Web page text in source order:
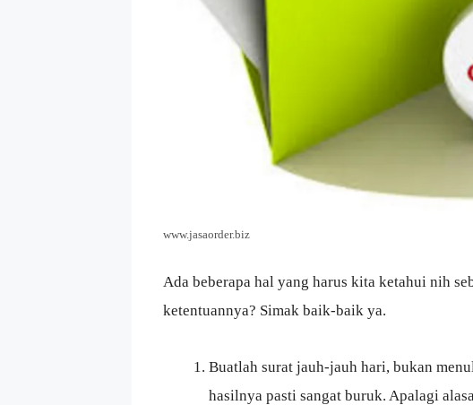
www.jasaorder.biz
Ada beberapa hal yang harus kita ketahui nih
ketentuannya? Simak baik-baik ya.
Buatlah surat jauh-jauh hari, bukan
hasilnya pasti sangat buruk. Apalagi